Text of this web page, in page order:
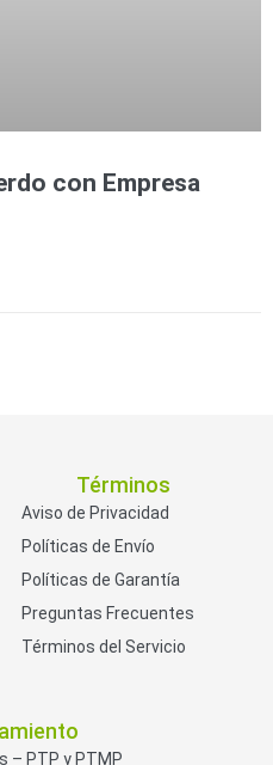
con Empresa
Términos
Aviso de Privacidad
Políticas de Envío
Políticas de Garantía
Preguntas Frecuentes
Términos del Servicio
– PTP y PTMP